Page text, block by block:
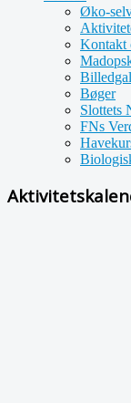
Øko-
Kontakt
Bøger
Slottets
FNs